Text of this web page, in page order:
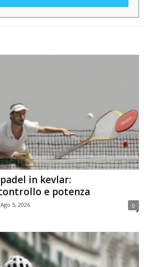
in kevlar:
e potenza
Ago 5, 2026 0